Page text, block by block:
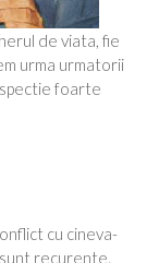
de viata, fie
urma urmatorii
foarte
cu cineva-
recurente.